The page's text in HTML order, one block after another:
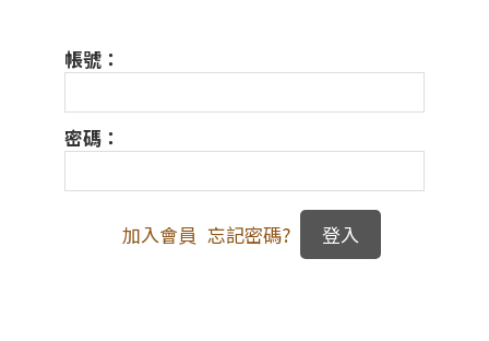
帳號：
密碼：
加入會員 忘記密碼?